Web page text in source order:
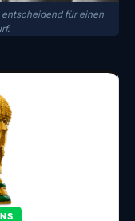
für einen